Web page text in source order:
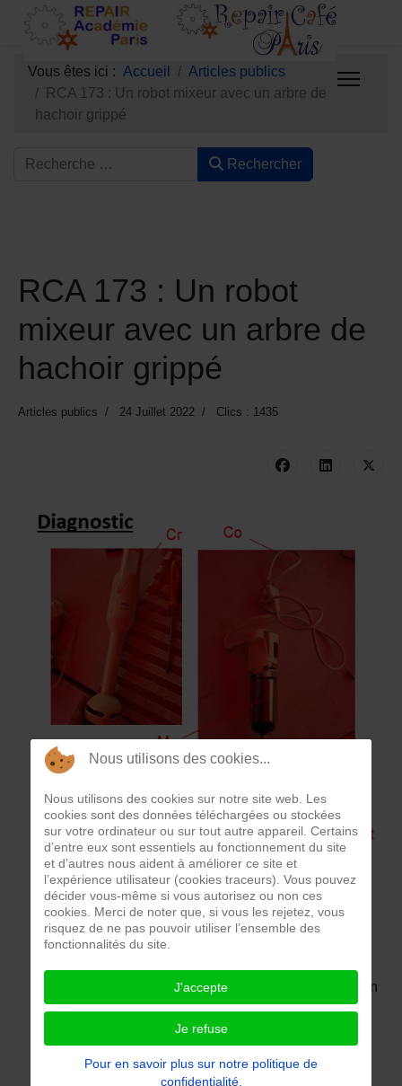
Vous êtes ici : Accueil
Articles publics
RCA 173 : Un robot mixeur avec un arbre de
hachoir grippé
Rechercher
RCA 173 : Un robot
mixeur avec un arbre de
hachoir grippé
Articles publics 24 Juillet 2022 Clics : 1435
Lorsqu’on branche la prise du cordon d’alimentation
Co sur le secteur on entend un bruit électrique qui
semble indiqué que le moteur M du robot mixeur
outils Ot du mixeur et qui est entrainé par le moteur
Nous utilisons des cookies...
Nous utilisons des cookies sur notre site web. Les
cookies sont des données téléchargées ou stockées
sur votre ordinateur ou sur tout autre appareil. Certains
d’entre eux sont essentiels au fonctionnement du site
et d’autres nous aident à améliorer ce site et
l’expérience utilisateur (cookies traceurs). Vous pouvez
décider vous-même si vous autorisez ou non ces
cookies. Merci de noter que, si vous les rejetez, vous
risquez de ne pas pouvoir utiliser l’ensemble des
fonctionnalités du site.
J'accepte
Je refuse
Pour en savoir plus sur notre politique de
confidentialité,